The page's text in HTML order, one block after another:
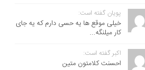
پویان گفته است:
خیلی موقع ها یه حسی دارم که یه جای
کار میلنگه...
اکبر گفته است:
احسنت ‌کلامتون متین